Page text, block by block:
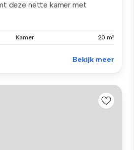
deze nette kamer met
Kamer 20 m²
Bekijk meer